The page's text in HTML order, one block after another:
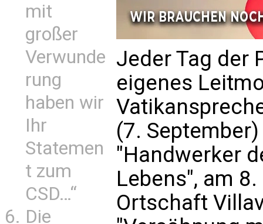
mit
großer
Verwunde
rung
haben wir
Ihr
Statemen
t zum
CSD…“
Die
Jeder Tag der
eigenes
(7.
"Handwerker
Lebens", am
Ortschaft